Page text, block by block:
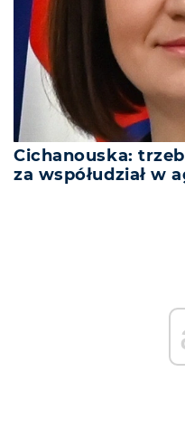
Cichanouska:
za współudział w